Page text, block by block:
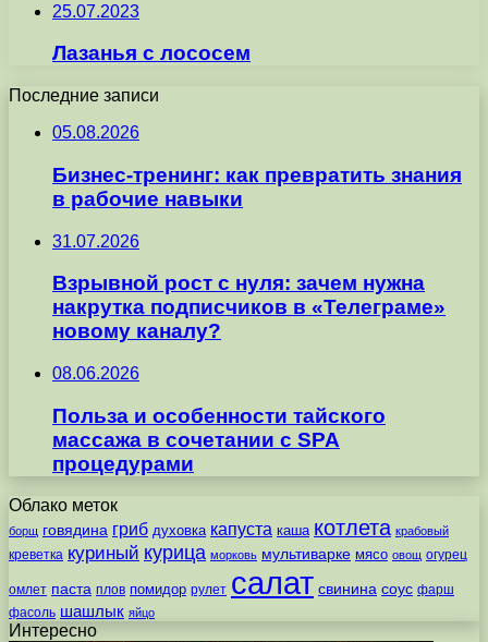
25.07.2023
Лазанья с лососем
Последние записи
05.08.2026
Бизнес-тренинг: как превратить знания
в рабочие навыки
31.07.2026
Взрывной рост с нуля: зачем нужна
накрутка подписчиков в «Телеграме»
новому каналу?
08.06.2026
Польза и особенности тайского
массажа в сочетании с SPA
процедурами
Облако меток
борщ говядина гриб духовка капуста каша котлета крабовый
креветка куриный курица морковь мультиварке мясо овощ огурец
омлет паста плов помидор рулет салат свинина соус фарш
фасоль шашлык яйцо
Интересно